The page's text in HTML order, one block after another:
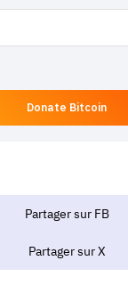
Donate Bitcoin
Partager sur FB
Partager sur X